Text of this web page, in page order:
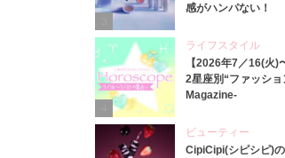
3
感がハンパない！
4
ライフスタイル
【2026年7／16(火
2星座別“ファッシ
Magazine-
ビューティー
CipiCipi(シピシピ)